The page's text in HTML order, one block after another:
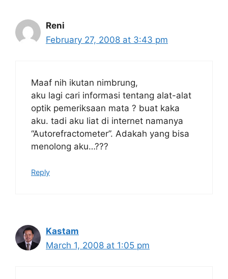
Reni
February 27, 2008 at 3:43 pm
Maaf nih ikutan nimbrung,
aku lagi cari informasi tentang alat-alat
optik pemeriksaan mata ? buat kaka
aku. tadi aku liat di internet namanya
“Autorefractometer”. Adakah yang bisa
menolong aku…???
Reply
Kastam
March 1, 2008 at 1:05 pm